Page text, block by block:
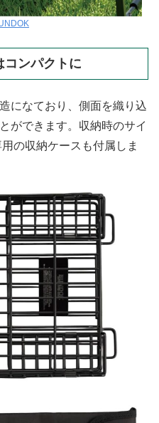
コンパクトに
になており、側面を織り込
ができます。収納時のサイ
の収納ケースも付属しま